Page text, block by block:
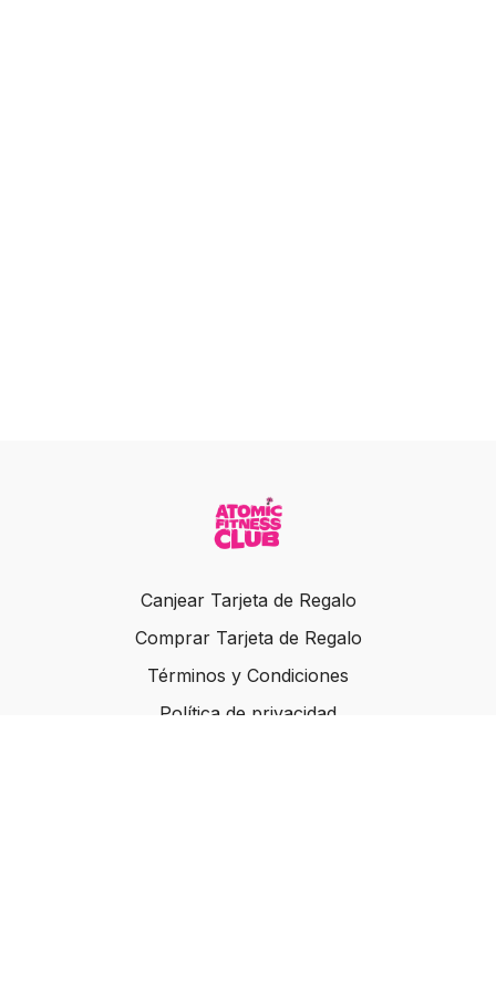
Canjear Tarjeta de Regalo
Comprar Tarjeta de Regalo
Términos y Condiciones
Política de privacidad